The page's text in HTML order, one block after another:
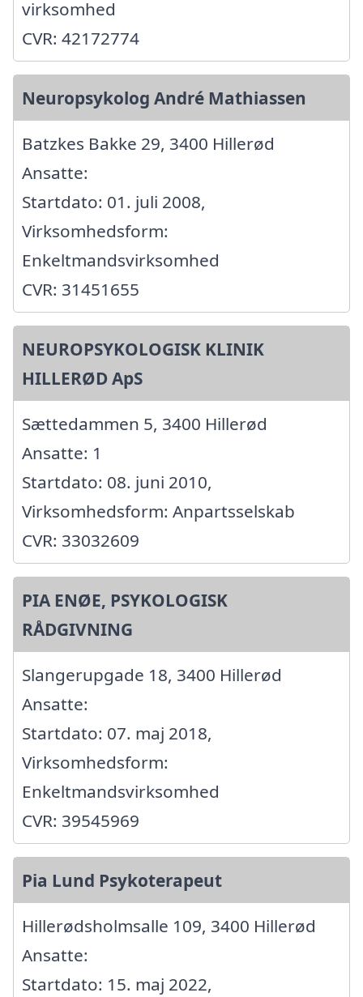
virksomhed
CVR: 42172774
Neuropsykolog André Mathiassen
Batzkes Bakke 29, 3400 Hillerød
Ansatte:
Startdato: 01. juli 2008,
Virksomhedsform:
Enkeltmandsvirksomhed
CVR: 31451655
NEUROPSYKOLOGISK KLINIK
HILLERØD ApS
Sættedammen 5, 3400 Hillerød
Ansatte: 1
Startdato: 08. juni 2010,
Virksomhedsform: Anpartsselskab
CVR: 33032609
PIA ENØE, PSYKOLOGISK
RÅDGIVNING
Slangerupgade 18, 3400 Hillerød
Ansatte:
Startdato: 07. maj 2018,
Virksomhedsform:
Enkeltmandsvirksomhed
CVR: 39545969
Pia Lund Psykoterapeut
Hillerødsholmsalle 109, 3400 Hillerød
Ansatte:
Startdato: 15. maj 2022,